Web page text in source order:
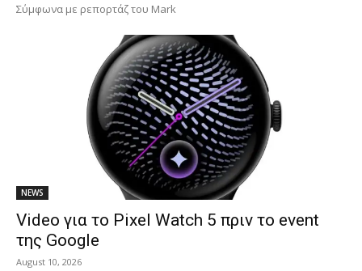
Σύμφωνα με ρεπορτάζ του Mark
NEWS
Video για το Pixel Watch 5 πριν το event
της Google
August 10, 2026